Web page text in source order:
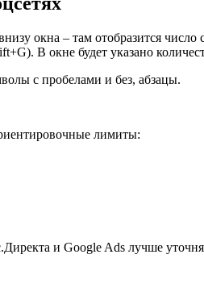
окна – там отобразится
В окне будет указано
с пробелами и без, абзацы.
лимиты:
и Google Ads лучше